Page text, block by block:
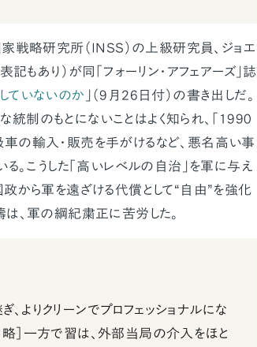
戦略研究所（INSS）の上級研究員、ジョエ
記もあり）が同「フォーリン・アフェアーズ」誌
ていないのか 」（9月26日付）の書き出しだ。
制のもとにないことはよく知られ、「1990
の輸入・販売を手がけるなど、悪名高い事
る。こうした「高いレベルの自治」を軍に与え
から軍を遠ざける代償として“自由”を強化
は、軍の綱紀粛正に苦労した。
よりクリーンでプロフェッショナルにな
略］一方で習は、外部当局の介入をほと